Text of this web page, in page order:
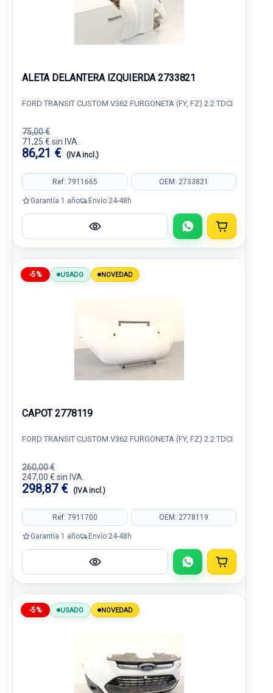
ALETA DELANTERA IZQUIERDA 2733821
FORD TRANSIT CUSTOM V362 FURGONETA (FY, FZ) 2.2 TDCI
75,00 €
71,25 € sin IVA.
86,21 € (IVA incl.)
Ref: 7911665 OEM: 2733821
Garantía 1 año Envío 24-48h
-5% USADO NOVEDAD
CAPOT 2778119
FORD TRANSIT CUSTOM V362 FURGONETA (FY, FZ) 2.2 TDCI
260,00 €
247,00 € sin IVA.
298,87 € (IVA incl.)
Ref: 7911700 OEM: 2778119
Garantía 1 año Envío 24-48h
-5% USADO NOVEDAD